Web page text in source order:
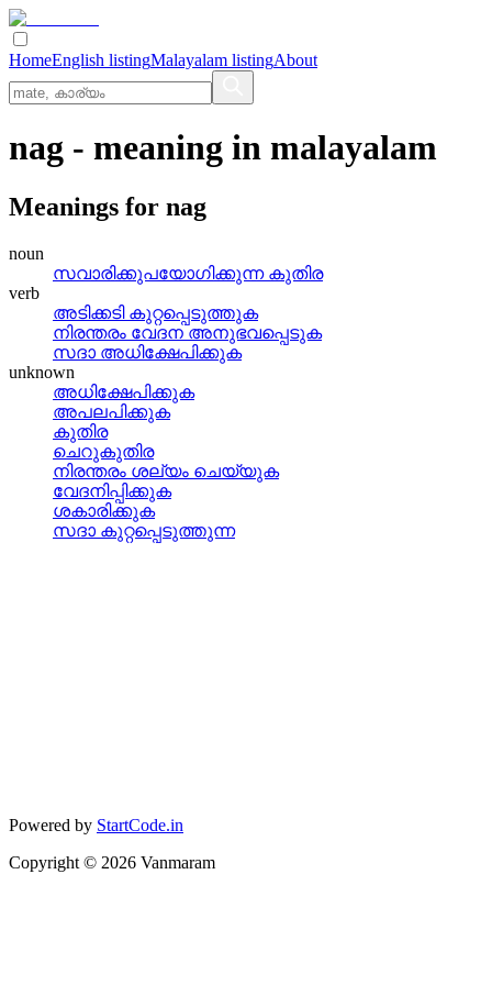
HomeEnglish listingMalayalam listingAbout
nag - meaning in malayalam
Meanings for nag
noun
സവാരിക്കുപയോഗിക്കുന്ന കുതിര
verb
അടിക്കടി കുറ്റപ്പെടുത്തുക
നിരന്തരം വേദന അനുഭവപ്പെടുക
സദാ അധിക്ഷേപിക്കുക
unknown
അധിക്ഷേപിക്കുക
അപലപിക്കുക
കുതിര
ചെറുകുതിര
നിരന്തരം ശല്യം ചെയ്യുക
വേദനിപ്പിക്കുക
ശകാരിക്കുക
സദാ കുറ്റപ്പെടുത്തുന്ന
Powered by StartCode.in
Copyright © 2026 Vanmaram